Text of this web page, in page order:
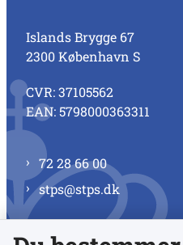
Islands Brygge 67
2300 København S
CVR: 37105562
EAN: 5798000363311
72 28 66 00
stps@stps.dk